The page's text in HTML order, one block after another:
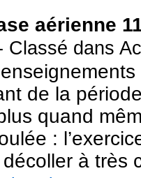
aérienne
Classé dans
de la
quand
:
à très